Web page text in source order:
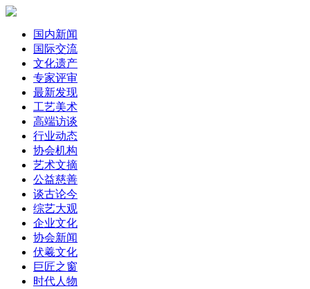
国内新闻
国际交流
文化遗产
专家评审
最新发现
工艺美术
高端访谈
行业动态
协会机构
艺术文摘
公益慈善
谈古论今
综艺大观
企业文化
协会新闻
伏羲文化
巨匠之窗
时代人物